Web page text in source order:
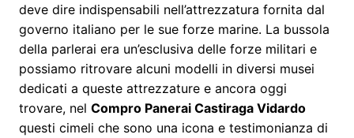
deve dire indispensabili nell’attrezzatura fornita dal
governo italiano per le sue forze marine. La bussola
della parlerai era un’esclusiva delle forze militari e
possiamo ritrovare alcuni modelli in diversi musei
dedicati a queste attrezzature e ancora oggi
trovare, nel Compro Panerai Castiraga Vidardo
questi cimeli che sono una icona e testimonianza di